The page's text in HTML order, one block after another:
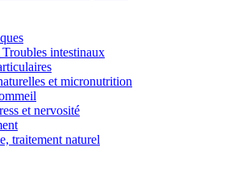
intestinaux
et micronutrition
et nervosité
traitement naturel